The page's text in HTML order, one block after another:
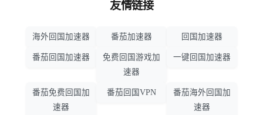
友情链接
海外回国加速器 番茄加速器 回国加速器
番茄回国加速器
免费回国游戏加
速器
一键回国加速器
番茄免费回国加
速器
番茄回国VPN
番茄海外回国加
速器